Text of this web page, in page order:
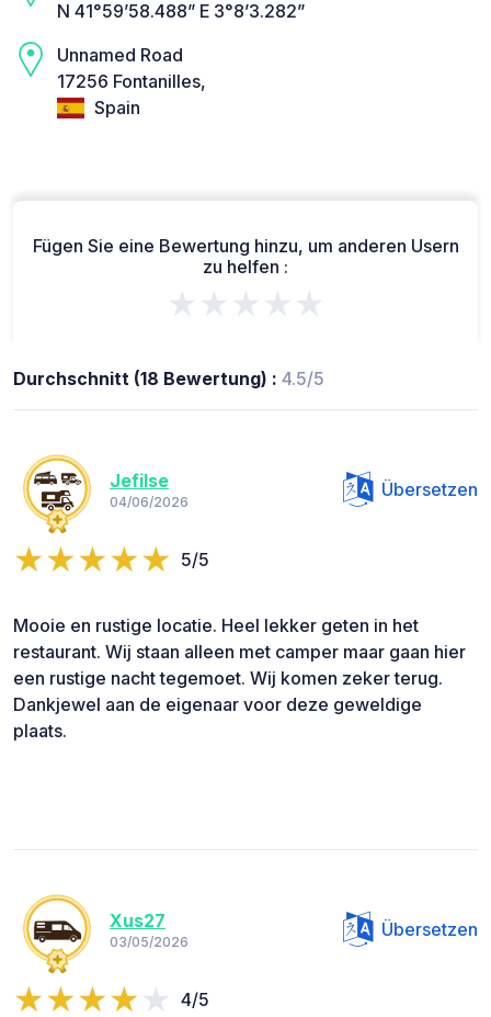
N 41°59’58.488” E 3°8’3.282”
Unnamed Road
17256 Fontanilles,
Spain
Fügen Sie eine Bewertung hinzu, um anderen Usern
zu helfen :
★★★★★
Durchschnitt (18 Bewertung) : 4.5/5
Jefilse
04/06/2026
Übersetzen
5/5
Mooie en rustige locatie. Heel lekker geten in het
restaurant. Wij staan alleen met camper maar gaan hier
een rustige nacht tegemoet. Wij komen zeker terug.
Dankjewel aan de eigenaar voor deze geweldige
plaats.
Xus27
03/05/2026
Übersetzen
4/5